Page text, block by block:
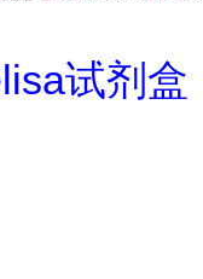
试剂盒